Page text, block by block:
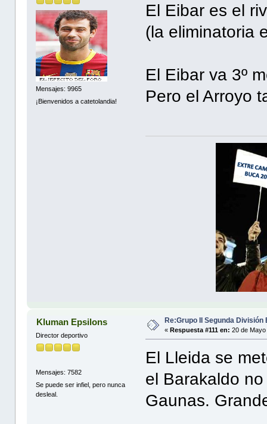
Mensajes: 9965
¡Bienvenidos a catetolandia!
El Eibar es el
(la eliminatoria
El Eibar va 3º
Pero el Arroyo
Kluman Epsilons
Director deportivo
Mensajes: 7582
Se puede ser infiel, pero nunca
desleal.
Re:Grupo II Segunda División
«Respuesta #111 en: 20 de
El Lleida se
el Barakaldo
Gaunas.